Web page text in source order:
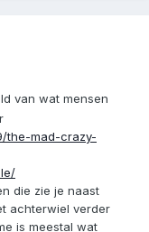
van wat mensen
the-mad-crazy-
die zie je naast
achterwiel verder
is meestal wat